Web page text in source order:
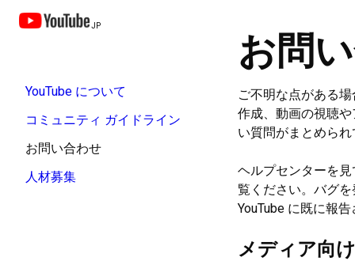
JP
YouTube について
コミュニティ ガイドライン
お問い合わせ
人材募集
お問
ご不明な点がある場
作成、動画の視聴
い質問がまとめら
ヘルプセンターを
覧ください。バグ
YouTube に既に報
メディア向